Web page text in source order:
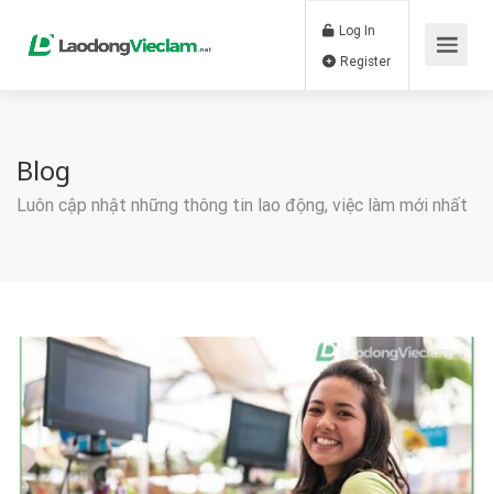
Log In
Blog
Luôn cập nhật những thông tin lao động, việc làm mới nhất